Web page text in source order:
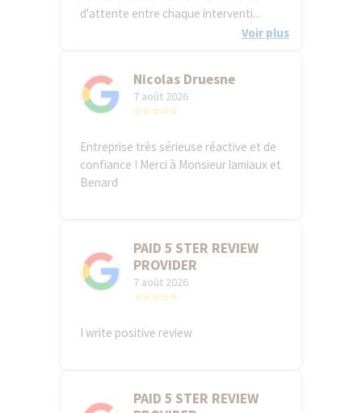
d'attente entre chaque interventi...
Voir plus
Nicolas Druesne
7 août 2026
⭐⭐⭐⭐⭐
Entreprise très sérieuse réactive et de
confiance ! Merci à Monsieur lamiaux et
Benard
PAID 5 STER REVIEW
PROVIDER
7 août 2026
⭐⭐⭐⭐⭐
I write positive review
PAID 5 STER REVIEW